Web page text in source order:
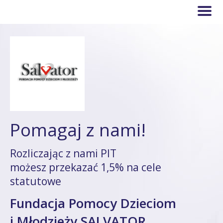
Pomagaj z nami!
Rozliczając z nami PIT
możesz przekazać 1,5% na cele
statutowe
Fundacja Pomocy Dzieciom